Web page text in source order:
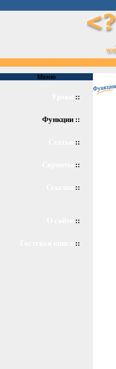
Меню
::
Функции ::
::
::
::
::
::